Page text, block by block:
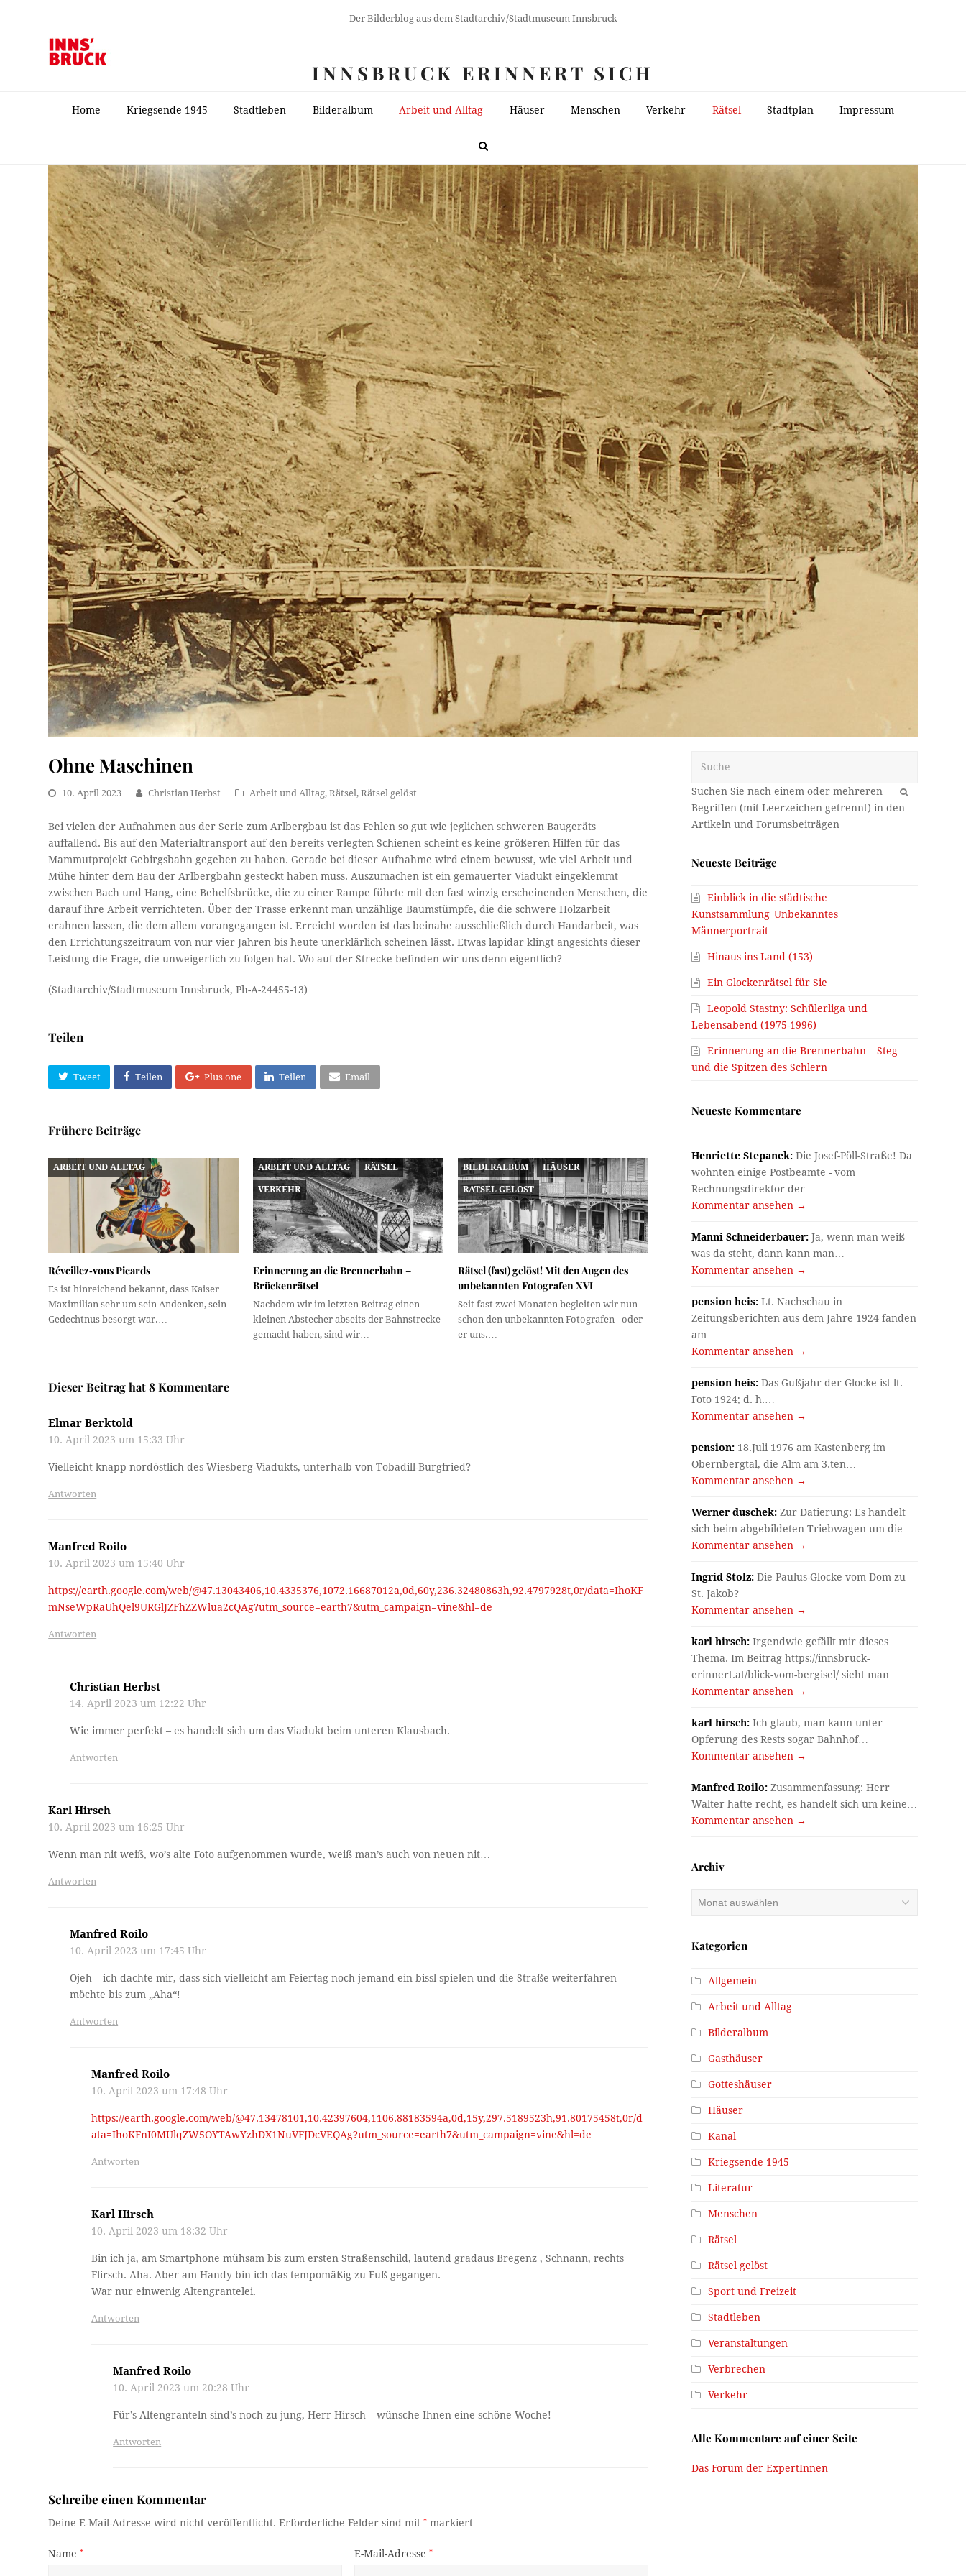
Der Bilderblog aus dem Stadtarchiv/Stadtmuseum Innsbruck
INNSBRUCK ERINNERT SICH
Home Kriegsende 1945 Stadtleben Bilderalbum Arbeit und Alltag Häuser Menschen Verkehr Rätsel Stadtplan Impressum
Ohne Maschinen
10. April 2023 Christian Herbst Arbeit und Alltag,Rätsel,Rätsel gelöst
Bei vielen der Aufnahmen aus der Serie zum Arlbergbau ist das Fehlen so gut wie jeglichen schweren Baugeräts
auffallend. Bis auf den Materialtransport auf den bereits verlegten Schienen scheint es keine größeren Hilfen für das
Mammutprojekt Gebirgsbahn gegeben zu haben. Gerade bei dieser Aufnahme wird einem bewusst, wie viel Arbeit und
Mühe hinter dem Bau der Arlbergbahn gesteckt haben muss. Auszumachen ist ein gemauerter Viadukt eingeklemmt
zwischen Bach und Hang, eine Behelfsbrücke, die zu einer Rampe führte mit den fast winzig erscheinenden Menschen, die
darauf ihre Arbeit verrichteten. Über der Trasse erkennt man unzählige Baumstümpfe, die die schwere Holzarbeit
erahnen lassen, die dem allem vorangegangen ist. Erreicht worden ist das beinahe ausschließlich durch Handarbeit, was
den Errichtungszeitraum von nur vier Jahren bis heute unerklärlich scheinen lässt. Etwas lapidar klingt angesichts dieser
Leistung die Frage, die unweigerlich zu folgen hat. Wo auf der Strecke befinden wir uns denn eigentlich?
(Stadtarchiv/Stadtmuseum Innsbruck, Ph-A-24455-13)
Teilen
Tweet Teilen Plus one Teilen Email
Frühere Beiträge
ARBEIT UND ALLTAG
Réveillez‑vous Picards
Es ist hinreichend bekannt, dass Kaiser
Maximilian sehr um sein Andenken, sein
Gedechtnus besorgt war.…
ARBEIT UND ALLTAG RÄTSEL
VERKEHR
Erinnerung an die Brennerbahn –
Brückenrätsel
Nachdem wir im letzten Beitrag einen
kleinen Abstecher abseits der Bahnstrecke
gemacht haben, sind wir…
BILDERALBUM HÄUSER
RÄTSEL GELÖST
Rätsel (fast) gelöst! Mit den Augen des
unbekannten Fotografen XVI
Seit fast zwei Monaten begleiten wir nun
schon den unbekannten Fotografen - oder
er uns.…
Dieser Beitrag hat 8 Kommentare
Elmar Berktold
10. April 2023 um 15:33 Uhr
Vielleicht knapp nordöstlich des Wiesberg-Viadukts, unterhalb von Tobadill-Burgfried?
Antworten
Manfred Roilo
10. April 2023 um 15:40 Uhr
https://earth.google.com/web/@47.13043406,10.4335376,1072.16687012a,0d,60y,236.32480863h,92.4797928t,0r/data=IhoKF
mNseWpRaUhQel9URGlJZFhZZWlua2cQAg?utm_source=earth7&utm_campaign=vine&hl=de
Antworten
Christian Herbst
14. April 2023 um 12:22 Uhr
Wie immer perfekt – es handelt sich um das Viadukt beim unteren Klausbach.
Antworten
Karl Hirsch
10. April 2023 um 16:25 Uhr
Wenn man nit weiß, wo’s alte Foto aufgenommen wurde, weiß man’s auch von neuen nit…
Antworten
Manfred Roilo
10. April 2023 um 17:45 Uhr
Ojeh – ich dachte mir, dass sich vielleicht am Feiertag noch jemand ein bissl spielen und die Straße weiterfahren
möchte bis zum „Aha“!
Antworten
Manfred Roilo
10. April 2023 um 17:48 Uhr
https://earth.google.com/web/@47.13478101,10.42397604,1106.88183594a,0d,15y,297.5189523h,91.80175458t,0r/d
ata=IhoKFnI0MUlqZW5OYTAwYzhDX1NuVFJDcVEQAg?utm_source=earth7&utm_campaign=vine&hl=de
Antworten
Karl Hirsch
10. April 2023 um 18:32 Uhr
Bin ich ja, am Smartphone mühsam bis zum ersten Straßenschild, lautend gradaus Bregenz , Schnann, rechts
Flirsch. Aha. Aber am Handy bin ich das tempomäßig zu Fuß gegangen.
War nur einwenig Altengrantelei.
Antworten
Manfred Roilo
10. April 2023 um 20:28 Uhr
Für’s Altengranteln sind’s noch zu jung, Herr Hirsch – wünsche Ihnen eine schöne Woche!
Antworten
Schreibe einen Kommentar
Deine E-Mail-Adresse wird nicht veröffentlicht. Erforderliche Felder sind mit* markiert
Name* E-Mail-Adresse *
OK
Neueste Beiträge
Einblick in die städtische
Kunstsammlung_Unbekanntes
Männerportrait
Hinaus ins Land (153)
Ein Glockenrätsel für Sie
Leopold Stastny: Schülerliga und
Lebensabend (1975-1996)
Erinnerung an die Brennerbahn – Steg
und die Spitzen des Schlern
Neueste Kommentare
Henriette Stepanek: Die Josef-Pöll-Straße! Da
wohnten einige Postbeamte - vom
Rechnungsdirektor der…
Kommentar ansehen →
Manni Schneiderbauer: Ja, wenn man weiß
was da steht, dann kann man…
Kommentar ansehen →
pension heis: Lt. Nachschau in
Zeitungsberichten aus dem Jahre 1924 fanden
am…
Kommentar ansehen →
pension heis: Das Gußjahr der Glocke ist lt.
Foto 1924; d. h.…
Kommentar ansehen →
pension: 18.Juli 1976 am Kastenberg im
Obernbergtal, die Alm am 3.ten…
Kommentar ansehen →
Werner duschek: Zur Datierung: Es handelt
sich beim abgebildeten Triebwagen um die…
Kommentar ansehen →
Ingrid Stolz: Die Paulus-Glocke vom Dom zu
St. Jakob?
Kommentar ansehen →
karl hirsch: Irgendwie gefällt mir dieses
Thema. Im Beitrag https://innsbruck-
erinnert.at/blick-vom-bergisel/ sieht man…
Kommentar ansehen →
karl hirsch: Ich glaub, man kann unter
Opferung des Rests sogar Bahnhof…
Kommentar ansehen →
Manfred Roilo: Zusammenfassung: Herr
Walter hatte recht, es handelt sich um keine…
Kommentar ansehen →
Archiv
Kategorien
Allgemein
Arbeit und Alltag
Bilderalbum
Gasthäuser
Gotteshäuser
Häuser
Kanal
Kriegsende 1945
Literatur
Menschen
Rätsel
Rätsel gelöst
Sport und Freizeit
Stadtleben
Veranstaltungen
Verbrechen
Verkehr
Alle Kommentare auf einer Seite
Das Forum der ExpertInnen